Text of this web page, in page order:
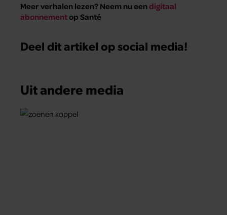
Meer verhalen lezen? Neem nu eendigitaal
abonnementop Santé
Deel dit artikel op social media!
Uit andere media